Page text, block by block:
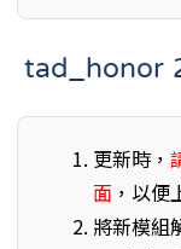
tad_honor
更新時，
面 ，以
將新模組